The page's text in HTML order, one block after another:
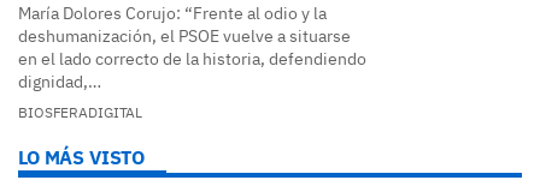
María Dolores Corujo: “Frente al odio y la
deshumanización, el PSOE vuelve a situarse
en el lado correcto de la historia, defendiendo
dignidad,…
BIOSFERADIGITAL
LO MÁS VISTO